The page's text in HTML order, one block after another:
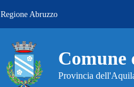
Regione Abruzzo
Provincia